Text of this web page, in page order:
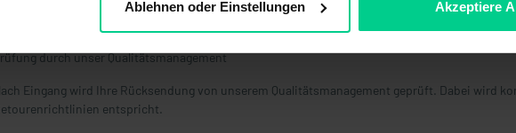
Ablehnen oder Einstellungen Akzeptiere
Legen Sie das ausgefüllte Formular der Rücksendung bei und senden Sie das Paket an die
durch unser Qualitätsmanagement
Eingang wird Ihre Rücksendung von unserem Qualitätsmanagement geprüft. Dabei wird
entspricht.